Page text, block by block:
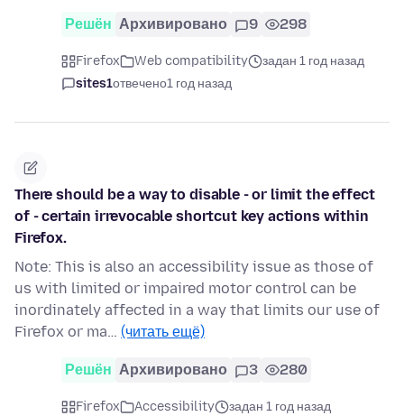
Решён Архивировано 9 298
Firefox Web compatibility
задан 1 год назад
sites1отвечено1 год назад
There should be a way to disable - or limit the effect
of - certain irrevocable shortcut key actions within
Firefox.
Note: This is also an accessibility issue as those of
us with limited or impaired motor control can be
inordinately affected in a way that limits our use of
Firefox or ma… (читать ещё)
Решён Архивировано 3 280
Firefox Accessibility
задан 1 год назад